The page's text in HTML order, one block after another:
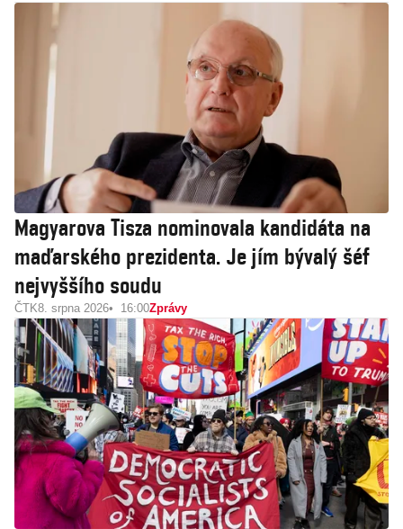
Magyarova Tisza nominovala kandidáta na
maďarského prezidenta. Je jím bývalý šéf
nejvyššího soudu
ČTK8. srpna 2026 16:00Zprávy